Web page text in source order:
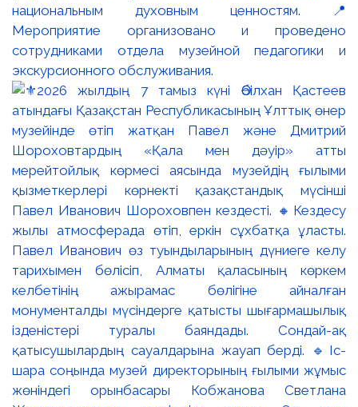
национальным духовным ценностям. 📍
Мероприятие организовано и проведено
сотрудниками отдела музейной педагогики и
экскурсионного обслуживания.